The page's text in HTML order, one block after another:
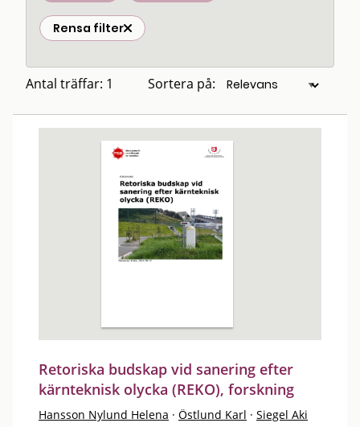
Rensa filter
Antal träffar: 1 Sortera på:
Retoriska budskap vid sanering efter
kärnteknisk olycka (REKO), forskning
Hansson Nylund Helena · Östlund Karl · Siegel Aki